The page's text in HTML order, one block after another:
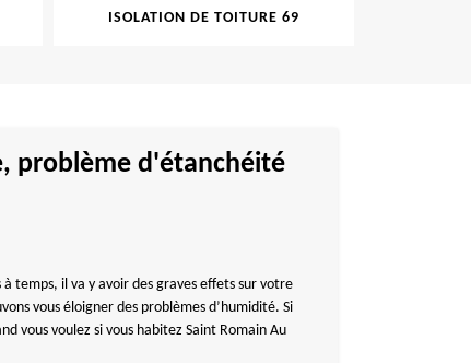
ISOLATION DE TOITURE 69
problème d'étanchéité
temps, il va y avoir des graves effets sur votre
vous éloigner des problèmes d’humidité. Si
vous voulez si vous habitez Saint Romain Au